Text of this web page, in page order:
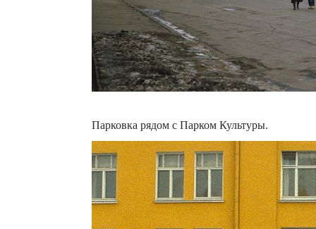
Парковка рядом с Парком Культуры.